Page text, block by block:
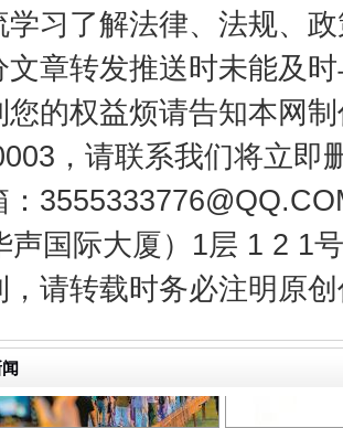
学习了解法律、法规、
文章转发推送时未能及
您的权益烦请告知本网
，请联系我们将立即
：
声国际大厦）1层 1 2 1
，请转载时务必注明原
蛙产品抗生素超标问题” 法
窑火 生生不息 一